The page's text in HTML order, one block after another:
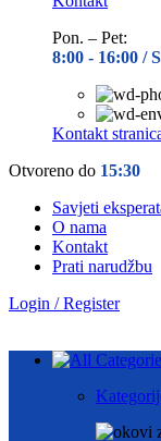
Pon. – Pet:
8:00 - 16:00 /
Kontakt
Otvoreno do 15:30
Savjeti
O nama
Kontakt
Prati narudžbu
Login / Register